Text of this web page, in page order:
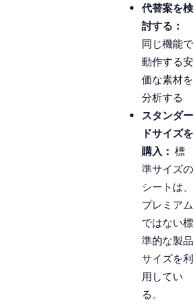
代替案を検
討する：
同じ機能で
動作する安
価な素材を
分析する
スタンダー
ドサイズを
購入： 標
準サイズの
シートは、
プレミアム
ではない標
準的な製品
サイズを利
用してい
る。